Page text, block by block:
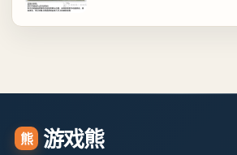
熊 游戏熊